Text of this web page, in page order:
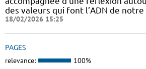
des valeurs qui font l’ADN de
18/02/2026 15:25
PAGES
relevance: 100%